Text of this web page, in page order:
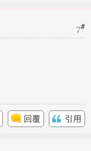
7#
回覆 引用